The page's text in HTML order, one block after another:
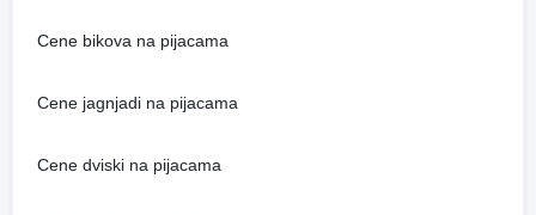
Cene bikova na pijacama
Cene jagnjadi na pijacama
Cene dviski na pijacama